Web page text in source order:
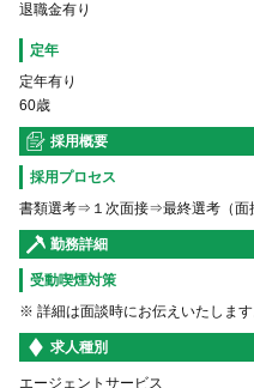
退職金有り
定年
定年有り
60歳
採用概要
採用プロセス
書類選考⇒１次⾯接⇒最終選考（⾯
勤務詳細
受動喫煙対策
※ 詳細は面談時にお伝えいたします
求人種別
エージェントサービス